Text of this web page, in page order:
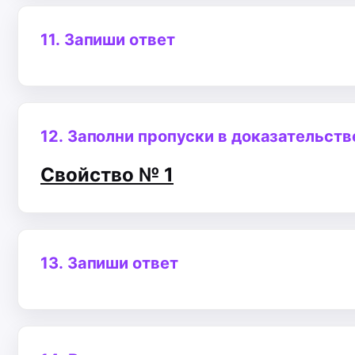
11. Запиши ответ
12. Заполни пропуски в
Свойство № 1
13. Запиши ответ